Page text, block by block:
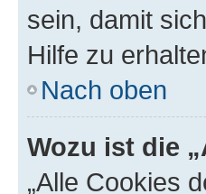
sein, damit
Hilfe zu
Nach oben
Wozu ist die
„Alle Cookies